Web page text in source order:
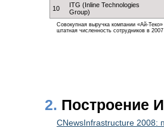
10
ITG (Inline Technologies
Group)
Совокупная выручка компании «Ай-
штатная численность сотрудников в
2. Построение
CNewsInfrastructure 2008: